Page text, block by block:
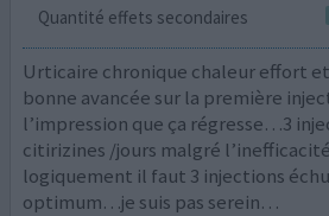
Quantité effets secondaires
Urticaire chronique chaleur effort
bonne avancée sur la première
l’impression que ça régresse…3
citirizines /jours malgré
logiquement il faut 3 injections
optimum…je suis pas serein…